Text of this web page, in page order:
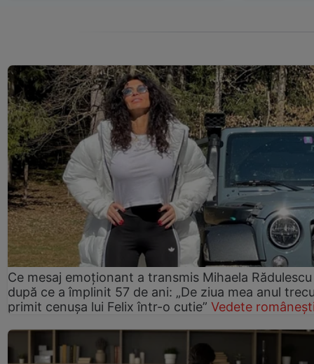
Ce mesaj emoționant a transmis Mihaela Rădulescu
după ce a împlinit 57 de ani: „De ziua mea anul
primit cenușa lui Felix într-o cutie” Vedete